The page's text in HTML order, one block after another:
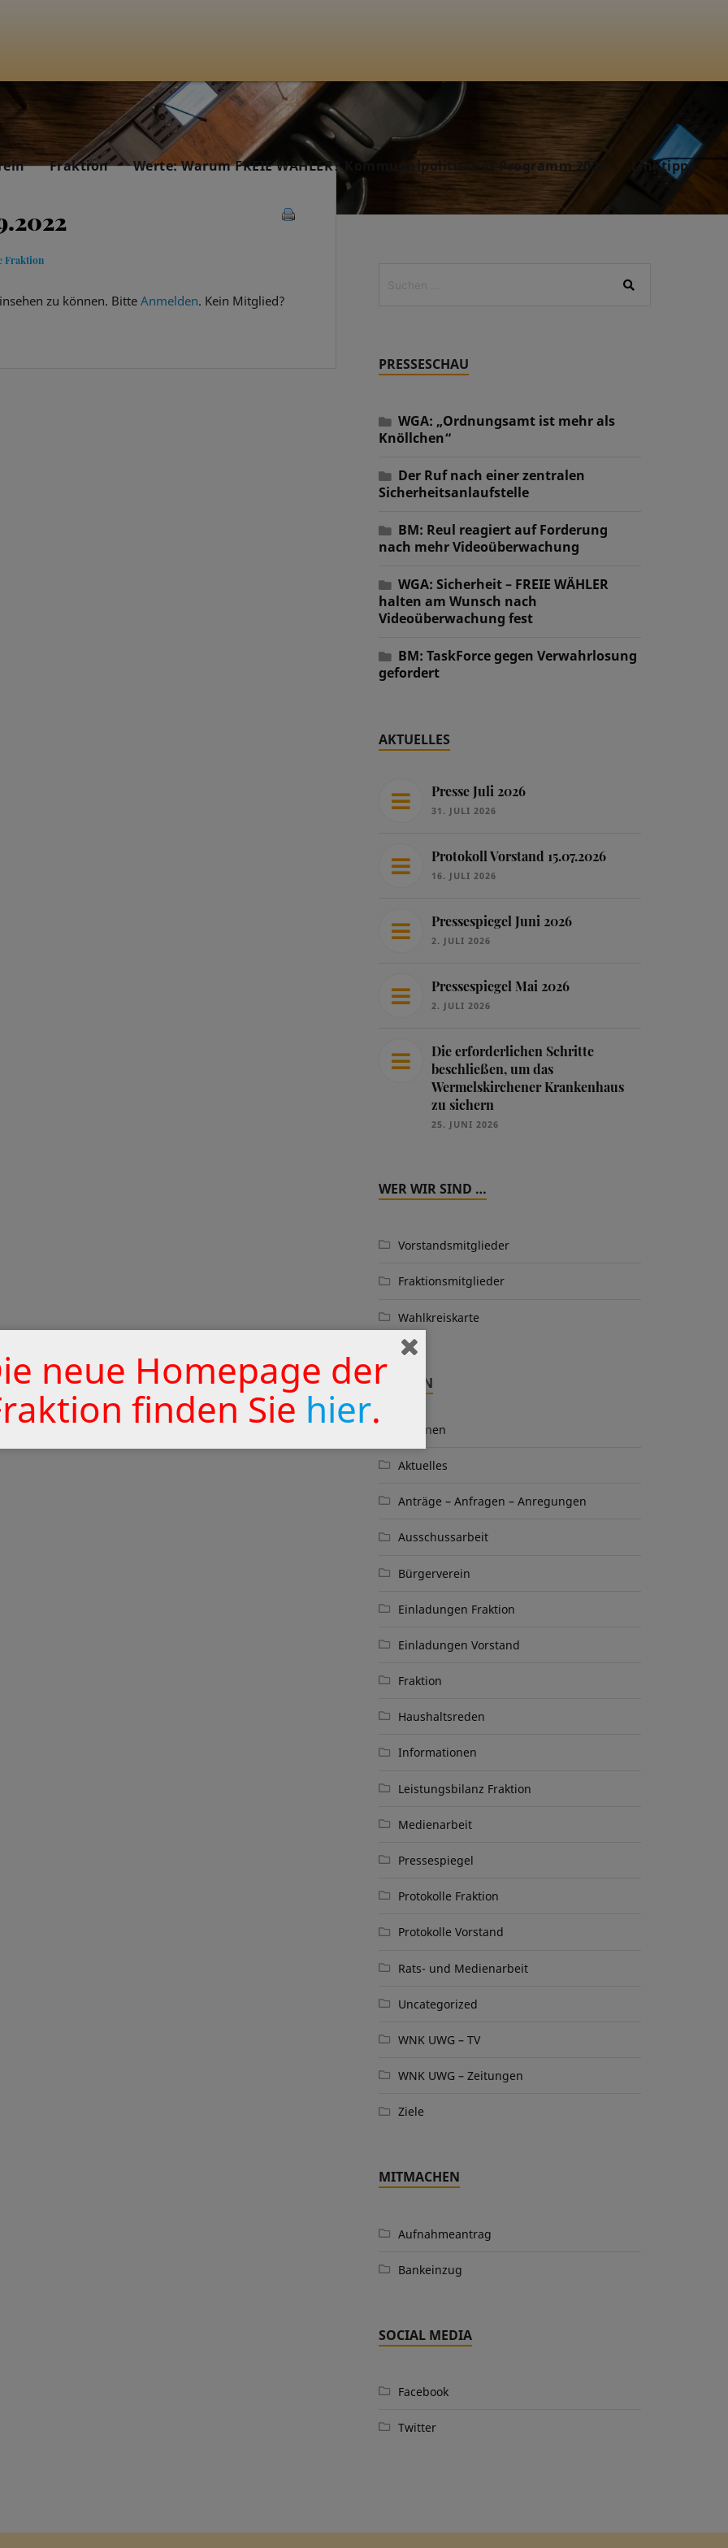
Fraktion Werte: Warum FREIE WÄHLER? Kommunalpolitisches Programm 2025 Linktipps
Fraktion
zu können. BitteAnmelden. Kein Mitglied?
PRESSESCHAU
WGA: „Ordnungsamt ist mehr als
Knöllchen“
Der Ruf nach einer zentralen
Sicherheitsanlaufstelle
BM: Reul reagiert auf Forderung
nach mehr Videoüberwachung
WGA: Sicherheit – FREIE WÄHLER
halten am Wunsch nach
Videoüberwachung fest
BM: TaskForce gegen Verwahrlosung
gefordert
AKTUELLES
Presse Juli 2026
31. JULI 2026
Protokoll Vorstand 15.07.2026
16. JULI 2026
Pressespiegel Juni 2026
2. JULI 2026
Pressespiegel Mai 2026
2. JULI 2026
Die erforderlichen Schritte
beschließen, um das
Wermelskirchener Krankenhaus
zu sichern
25. JUNI 2026
WER WIR SIND …
Vorstandsmitglieder
Fraktionsmitglieder
Wahlkreiskarte
THEMEN
Aktionen
Aktuelles
Anträge – Anfragen – Anregungen
Ausschussarbeit
Bürgerverein
Einladungen Fraktion
Einladungen Vorstand
Fraktion
Haushaltsreden
Informationen
Leistungsbilanz Fraktion
Medienarbeit
Pressespiegel
Protokolle Fraktion
Protokolle Vorstand
Rats- und Medienarbeit
Uncategorized
WNK UWG – TV
WNK UWG – Zeitungen
Ziele
MITMACHEN
Aufnahmeantrag
Bankeinzug
SOCIAL MEDIA
Facebook
Twitter
neue Homepage der
finden Sie hier.